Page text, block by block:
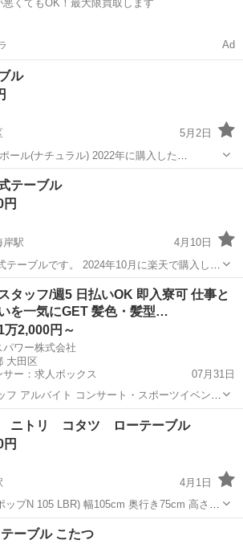
悪くてもOK！最大限買取します
Ad
ル
5月2日
ール(ナチュラル) 2022年に購入した
は5/9（木）5/10(金)終日 取りに来ていただけ
投稿もあります。 まとめて引き取っていただ
ブル ラポール
テーブル
円
岸駅
4月10日
テーブルです。 2024年10月に楽天で購入しま
75cm カラー アッシュ 定価 9,990円 引っ越しに伴い出品します。 よ...
海岸駅 テーブル 楽天
タッフ/週5 日払いOK 即入寮可 仕事と
を一気にGET 髪色・髪型…
万2,000円～
パワー株式会社
大田区
サー：求人ボックス
07月31日
フ アルバイト コンサート・スポーツイベン
トや、 工事現場周辺で警備・交通誘導をして
方はもちろん、未経験者の方も積極的に採用
基本的なル...
ニトリ コタツ ローテーブル
円
4月1日
ップN 105 LBR) 幅105cm 奥行き75cm 高さ
したが、傷もなく美品です。 大森駅周辺な
ことができます。 できるだけ早めに受け取り
駅 テーブル
ーブル こたつ